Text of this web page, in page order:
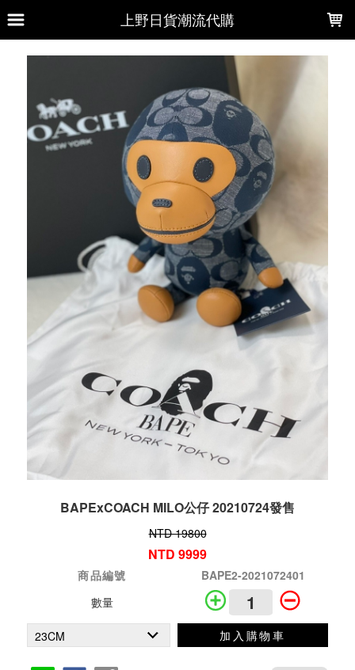
上野日貨潮流代購
BAPExCOACH MILO公仔 20210724發售
NTD 19800
NTD 9999
商品編號
BAPE2-2021072401
數量
加入購物車